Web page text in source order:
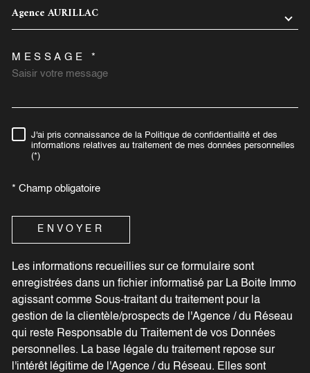
Agence AURILLAC
MESSAGE *
RÈGLEMENTATION
J'ai pris connaissance de la Politique de confidentialité et des
informations relatives au traitement de mes données personnelles
(*)
* Champ obligatoire
ENVOYER
Les informations recueillies sur ce formulaire sont
enregistrées dans un fichier informatisé par La Boite Immo
agissant comme Sous-traitant du traitement pour la
gestion de la clientèle/prospects de l'Agence / du Réseau
qui reste Responsable du Traitement de vos Données
personnelles. La base légale du traitement repose sur
l'intérêt légitime de l'Agence / du Réseau. Elles sont